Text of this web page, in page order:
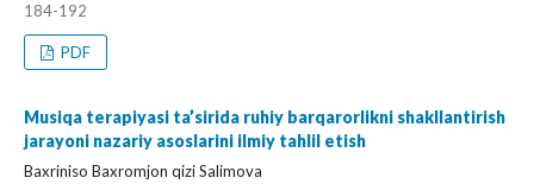
184-192
PDF
Musiqa terapiyasi ta’sirida ruhiy barqarorlikni shakllantirish
jarayoni nazariy asoslarini ilmiy tahlil etish
Baxriniso Baxromjon qizi Salimova